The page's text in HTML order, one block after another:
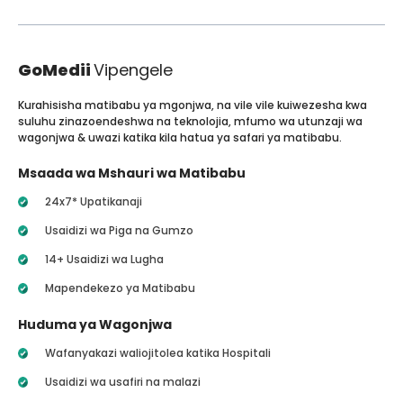
GoMediiVipengele
Kurahisisha matibabu ya mgonjwa, na vile vile kuiwezesha kwa
suluhu zinazoendeshwa na teknolojia, mfumo wa utunzaji wa
wagonjwa & uwazi katika kila hatua ya safari ya matibabu.
Msaada wa Mshauri wa Matibabu
24x7* Upatikanaji
Usaidizi wa Piga na Gumzo
14+ Usaidizi wa Lugha
Mapendekezo ya Matibabu
Huduma ya Wagonjwa
Wafanyakazi waliojitolea katika Hospitali
Usaidizi wa usafiri na malazi